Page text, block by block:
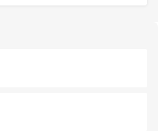
風情を楽しめる外せないスポット